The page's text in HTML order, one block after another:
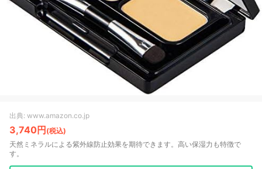
出典: www.amazon.co.jp
3,740円(税込)
天然ミネラルによる紫外線防止効果を期待できます。高い保湿力も特徴で
す。